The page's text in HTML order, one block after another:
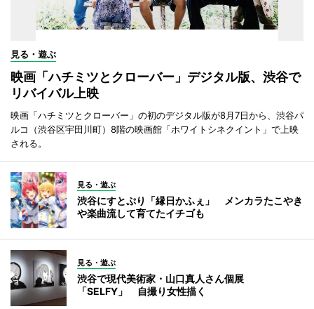
見る・遊ぶ
映画「ハチミツとクローバー」デジタル版、渋谷で
リバイバル上映
映画「ハチミツとクローバー」の初のデジタル版が8月7日から、渋谷パ
ルコ（渋谷区宇田川町）8階の映画館「ホワイトシネクイント」で上映
される。
見る・遊ぶ
渋谷にすとぷり「縁日かふぇ」 メンカラたこやき
や楽曲流して育てたイチゴも
見る・遊ぶ
渋谷で現代美術家・山口真人さん個展
「SELFY」 自撮り女性描く